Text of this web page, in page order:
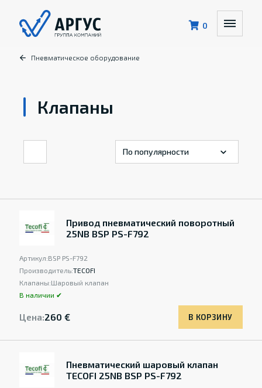
0
Пневматическое оборудование
Клапаны
Привод пневматический поворотный
25NB BSP PS-F792
Артикул:BSP PS-F792
Производитель:TECOFI
Клапаны:Шаровый клапан
В наличии ✔
Цена:260 € В КОРЗИНУ
Пневматический шаровый клапан
TECOFI 25NB BSP PS-F792